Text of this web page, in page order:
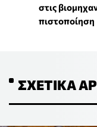
στις
πιστοποίηση
ΣΧΕΤΙΚΆ